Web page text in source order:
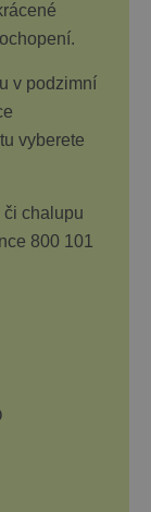
v podzimní
vyberete
chalupu
800 101